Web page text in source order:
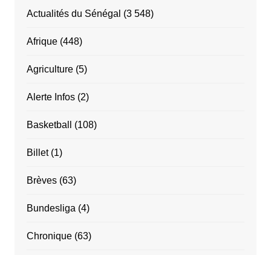
Actualités du Sénégal (3 548)
Afrique(448)
Agriculture(5)
Alerte Infos(2)
Basketball (108)
Billet(1)
Brèves(63)
Bundesliga (4)
Chronique(63)